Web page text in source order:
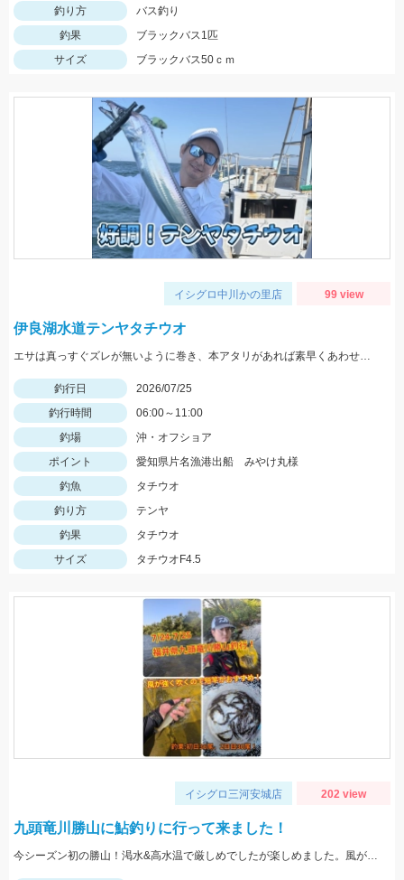
釣り方
バス釣り
釣果
ブラックバス1匹
サイズ
ブラックバス50ｃｍ
イシグロ中川かの里店 99 view
伊良湖水道テンヤタチウオ
エサは真っすぐズレが無いように巻き、本アタリがあれば素早くあわせ針を貫通させましょう
釣行日
2026/07/25
釣行時間
06:00～11:00
釣場
沖・オフショア
ポイント
愛知県片名漁港出船 みやけ丸様
釣魚
タチウオ
釣り方
テンヤ
釣果
タチウオ
サイズ
タチウオF4.5
イシグロ三河安城店 202 view
九頭竜川勝山に鮎釣りに行って来ました！
今シーズン初の勝山！渇水&高水温で厳しめでしたが楽しめました。風が強く吹く日は短竿がオススメです。三河安城店岩﨑釣行